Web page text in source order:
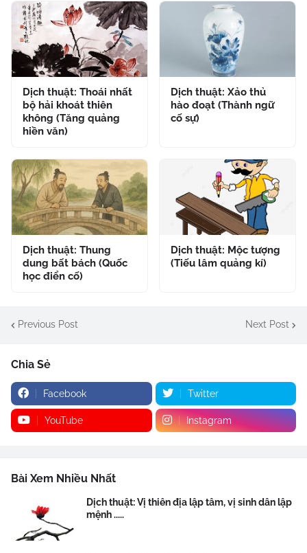
Dịch thuật: Thoái nhất
bộ hải khoát thiên
không (Tăng quảng
hiền văn)
Dịch thuật: Xảo thủ
hào đoạt (Thành ngữ
cố sự)
Dịch thuật: Thung
dung bất bách (Quốc
học điển cố)
Dịch thuật: Mộc tượng
(Tiếu lâm quảng kí)
Previous Post Next Post
Chia Sẻ
Facebook Twitter
YouTube Instagram
Bài Xem Nhiều Nhất
Dịch thuật: Vị thiên địa lập tâm, vị sinh dân lập
mệnh .....